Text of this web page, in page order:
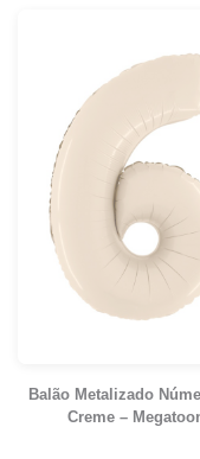
Balão Metalizado
Creme –